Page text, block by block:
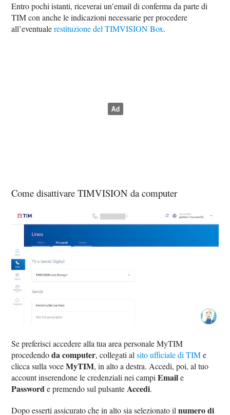
Entro pochi istanti, riceverai un’email di conferma da parte di
TIM con anche le indicazioni necessarie per procedere
all’eventualerestituzione del TIMVISION Box.
Come disattivare TIMVISION da computer
Se preferisci accedere alla tua area personale MyTIM
procedendoda computer, collegati alsito ufficiale di TIMe
clicca sulla voceMyTIM, in alto a destra. Accedi, poi, al tuo
account inserendone le credenziali nei campiEmaile
Passworde premendo sul pulsante Accedi.
Dopo esserti assicurato che in alto sia selezionato ilnumero di